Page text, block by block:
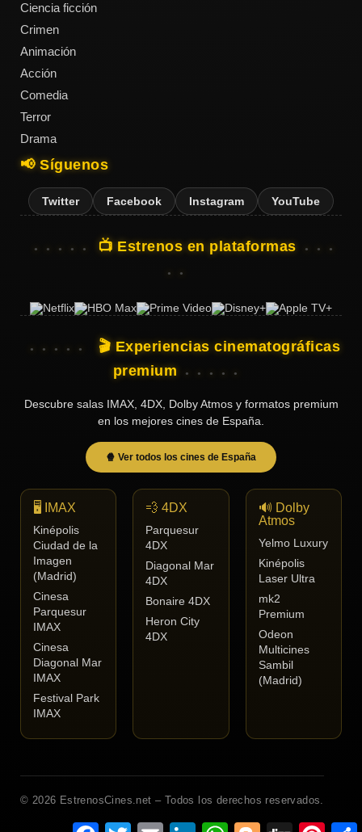
Ciencia ficción
Crimen
Animación
Acción
Comedia
Terror
Drama
📢 Síguenos
Twitter Facebook Instagram YouTube
📺 Estrenos en plataformas
🎬 Experiencias cinematográficas
premium
Descubre salas IMAX, 4DX, Dolby Atmos y formatos premium
en los mejores cines de España.
🍿 Ver todos los cines de España
🖥️ IMAX
Kinépolis
Ciudad de la
Imagen
(Madrid)
Cinesa
Parquesur
IMAX
Cinesa
Diagonal Mar
IMAX
Festival Park
IMAX
💨 4DX
Parquesur
4DX
Diagonal Mar
4DX
Bonaire 4DX
Heron City
4DX
🔊 Dolby
Atmos
Yelmo Luxury
Kinépolis
Laser Ultra
mk2
Premium
Odeon
Multicines
Sambil
(Madrid)
© 2026 EstrenosCines.net – Todos los derechos reservados.
FacebookTwitter Email LinkedIn WhatsAppBlogger Digg